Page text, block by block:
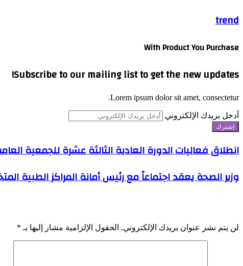
trend
With Product You Purchase
Subscribe to our mailing list to get the new updates!
Lorem ipsum dolor sit amet, consectetur.
أدخل بريدك الإلكتروني
انطلاق فعاليات الدورة العادية الثالثة عشرة للجمعية
وزير الصحة يعقد اجتماعاً مع رئيس أمانة المراكز
لن يتم نشر عنوان بريدك الإلكتروني. الحقول الإلزامية مشار إليها بـ *